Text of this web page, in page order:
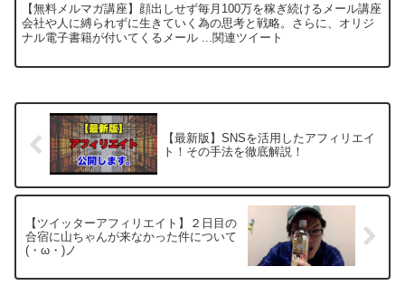
【無料メルマガ講座】顔出しせず毎月100万を稼ぎ続けるメール講座
会社や人に縛られずに生きていく為の思考と戦略。さらに、オリジ
ナル電子書籍が付いてくるメール ...関連ツイート
【最新版】SNSを活用したアフィリエイ
ト！その手法を徹底解説！
【ツイッターアフィリエイト】２日目の
合宿に山ちゃんが来なかった件について
(・ω・)ノ